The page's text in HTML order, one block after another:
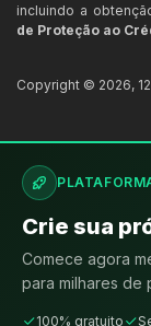
incluindo a
de Proteção ao
Copyright © 2026,
Crie sua
Comece agora
para milhares de
100% gratuito